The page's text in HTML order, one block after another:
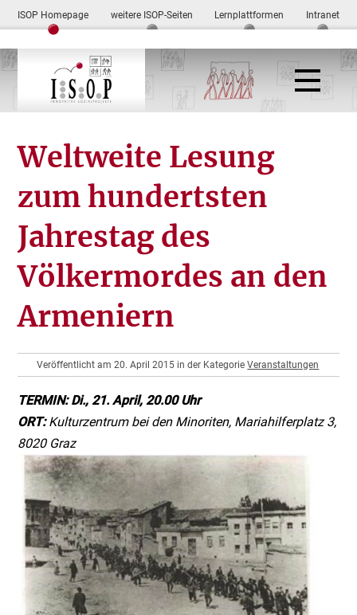
ISOP Homepage weitere ISOP-Seiten Lernplattformen Intranet
Weltweite Lesung
zum hundertsten
Jahrestag des
Völkermordes an den
Armeniern
Veröffentlicht am 20. April 2015 in der KategorieVeranstaltungen
TERMIN: Di., 21. April, 20.00 Uhr
ORT:Kulturzentrum bei den Minoriten, Mariahilferplatz 3,
8020 Graz